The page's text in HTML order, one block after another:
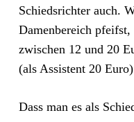
Schiedsrichter auch.
Damenbereich
zwischen 12 und 20
(als Assistent 20
Dass man es als